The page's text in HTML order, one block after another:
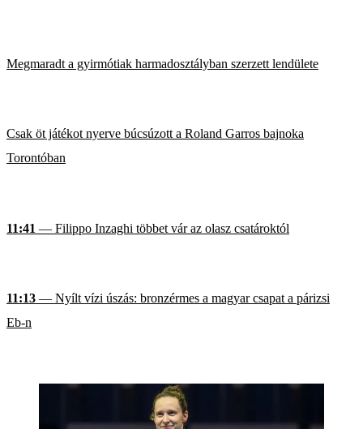
Megmaradt a gyirmótiak harmadosztályban szerzett lendülete
Csak öt játékot nyerve búcsúzott a Roland Garros bajnoka
Torontóban
11:41 — Filippo Inzaghi többet vár az olasz csatároktól
11:13 — Nyílt vízi úszás: bronzérmes a magyar csapat a párizsi
Eb-n